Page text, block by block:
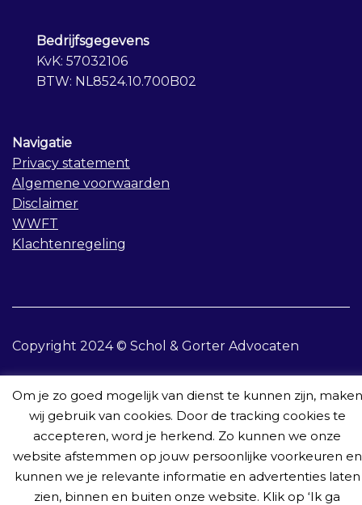
Bedrijfsgegevens
KvK: 57032106
BTW: NL8524.10.700B02
Navigatie
Privacy statement
Algemene voorwaarden
Disclaimer
WWFT
Klachtenregeling
Copyright 2024 © Schol & Gorter Advocaten
Home Rechtsgebieden Publicaties Team Contact
Om je zo goed mogelijk van dienst te kunnen zijn, maken
wij gebruik van cookies. Door de tracking cookies te
accepteren, word je herkend. Zo kunnen we onze
website afstemmen op jouw persoonlijke voorkeuren en
kunnen we je relevante informatie en advertenties laten
zien, binnen en buiten onze website. Klik op ‘Ik ga